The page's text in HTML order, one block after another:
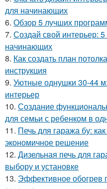
для начинающих
6. Обзор 5 лучших
7. Создай свой интерьер:
начинающих
8. Как создать план
инструкция
9. Уютные однушки 30-44
интерьер
10. Создание
для семьи с ребенком в
11. Печь для гаража бу:
экономичное решение
12. Дизельная печь для
выбору и установке
13. Эффективное обогрев